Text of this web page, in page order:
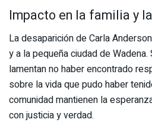
Impacto en la familia y
La desaparición de Carla
y a la pequeña ciudad de
lamentan no haber encontrado
sobre la vida que pudo haber
comunidad mantienen la
con justicia y verdad.